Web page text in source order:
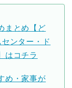
まとめ【ど
ンター・ド
はコチラ
め・家事が